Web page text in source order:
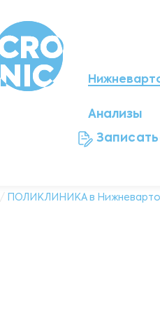
Мегион
Анализы
/ ПОЛИКЛИНИКА в